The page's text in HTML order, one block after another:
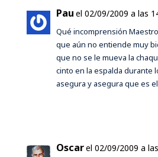
Pau el 02/09/2009 a las
Qué incomprensión
que aún no entiende muy
que no se le mueva la
cinto en la espalda durante
asegura y asegura que es
Oscarel 02/09/2009 a